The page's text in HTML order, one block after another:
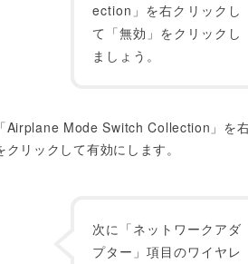
ection」を右クリックし
て「無効」をクリックし
ましょう。
Airplane Mode Switch Collection」を
リックして有効にします。
次に「ネットワークアダ
プター」項目のワイヤレ